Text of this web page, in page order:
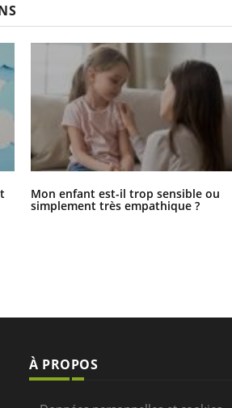
Mon enfant est-il trop sensible ou
simplement très empathique ?
À PROPOS